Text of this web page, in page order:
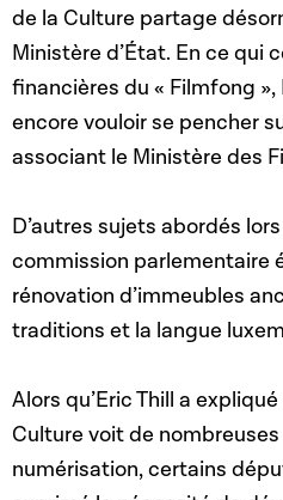
de la Culture partage
Ministère d’État. En ce qui
financières du « Filmfong »,
encore vouloir se pencher
associant le Ministère des
D’autres sujets abordés
commission parlementaire
rénovation d’immeubles
traditions et la langue
Alors qu’Eric Thill a
Culture voit de
numérisation, certains